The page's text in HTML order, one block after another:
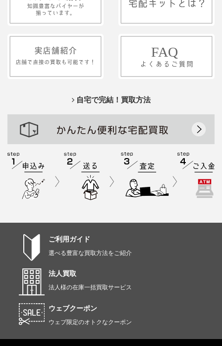
自宅で完結！買取方法
ご利用ガイド
選べる豊富な買取方法をご紹介
法人買取
法人様の在庫一括買取サービス
ウェブクーポン
ウェブ限定のオトクなクーポン